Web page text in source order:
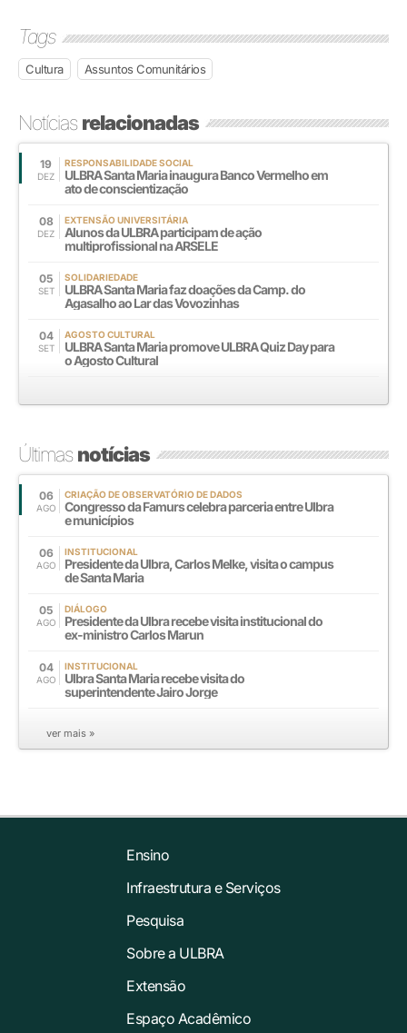
Tags
Cultura Assuntos Comunitários
Notíciasrelacionadas
19
DEZ
RESPONSABILIDADE SOCIAL
ULBRA Santa Maria inaugura Banco Vermelho em
ato de conscientização
08
DEZ
EXTENSÃO UNIVERSITÁRIA
Alunos da ULBRA participam de ação
multiprofissional na ARSELE
05
SET
SOLIDARIEDADE
ULBRA Santa Maria faz doações da Camp. do
Agasalho ao Lar das Vovozinhas
04
SET
AGOSTO CULTURAL
ULBRA Santa Maria promove ULBRA Quiz Day para
o Agosto Cultural
Últimasnotícias
06
AGO
CRIAÇÃO DE OBSERVATÓRIO DE DADOS
Congresso da Famurs celebra parceria entre Ulbra
e municípios
06
AGO
INSTITUCIONAL
Presidente da Ulbra, Carlos Melke, visita o campus
de Santa Maria
05
AGO
DIÁLOGO
Presidente da Ulbra recebe visita institucional do
ex-ministro Carlos Marun
04
AGO
INSTITUCIONAL
Ulbra Santa Maria recebe visita do
superintendente Jairo Jorge
ver mais »
Ensino
Infraestrutura e Serviços
Pesquisa
Sobre a ULBRA
Extensão
Espaço Acadêmico